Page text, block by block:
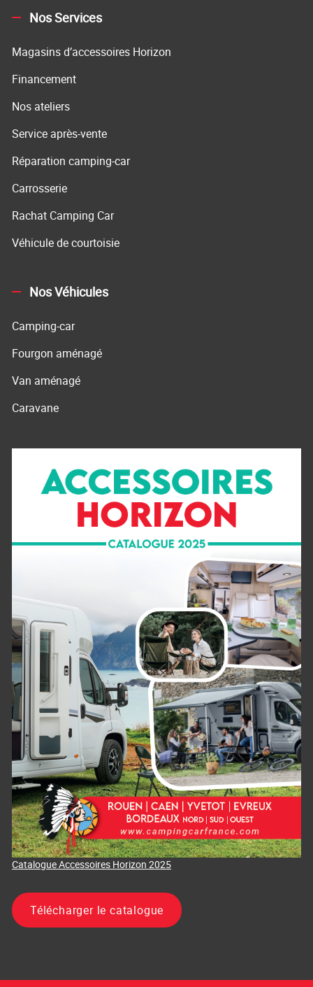
Nos Services
Magasins d’accessoires Horizon
Financement
Nos ateliers
Service après-vente
Réparation camping-car
Carrosserie
Rachat Camping Car
Véhicule de courtoisie
Nos Véhicules
Camping-car
Fourgon aménagé
Van aménagé
Caravane
Catalogue Accessoires Horizon 2025
Télécharger le catalogue